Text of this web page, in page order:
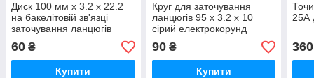
Диск 100 мм х 3.2 х 22.2
на бакелітовій зв'язці
заточування ланцюгів
бензопил
60 ₴
Купити
Круг для заточування
ланцюгів 95 х 3.2 х 10
сірий електрокорунд
нормальний
90₴
Купити
25А
360